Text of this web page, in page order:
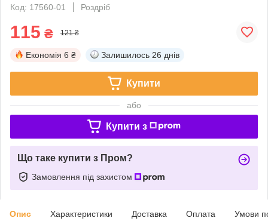
Код: 17560-01
Роздріб
115 ₴ 121 ₴
Економія 6 ₴ Залишилось 26 днів
Купити
або
Купити з
Що таке купити з Пром?
Замовлення під захистом
Опис Характеристики Доставка Оплата Умови